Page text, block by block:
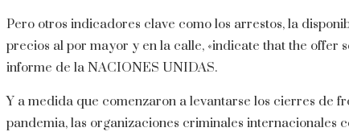
Pero otros indicadores clave como los arrestos, la
precios al por mayor y en la calle, «indicate that the offer
informe de la NACIONES UNIDAS.
Y a medida que comenzaron a levantarse los cierres de
pandemia, las organizaciones criminales internacionales